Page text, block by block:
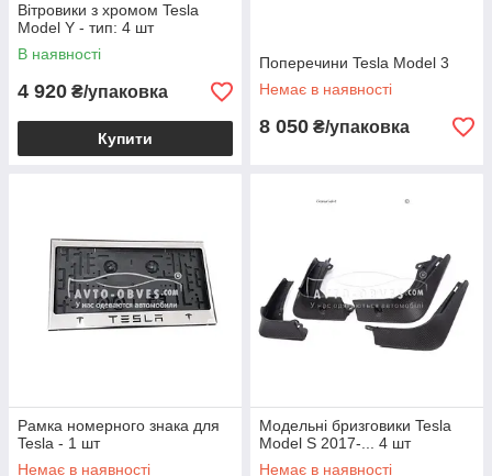
Вітровики з хромом Tesla
Model Y - тип: 4 шт
В наявності
4 920 ₴/упаковка
Купити
Поперечини Tesla Model 3
Немає в наявності
8 050 ₴/упаковка
Рамка номерного знака для
Tesla - 1 шт
Немає в наявності
Модельні бризговики Tesla
Model S 2017-... 4 шт
Немає в наявності